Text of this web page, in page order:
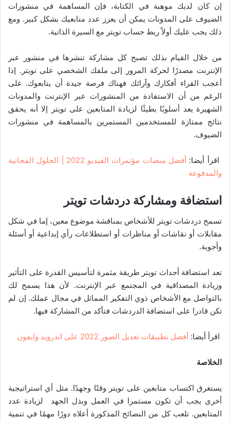
إن كان لديك موهبة في الكتابة، فإن المساهمة في منشورات
الضيوف على المدونات يمكن أن يعزز عدد متابعيك بشكل كبير. ومع
ذلك يجب عليك أولاً ربط حساب تويتر مع السيرة الذاتية.
من خلال القيام بذلك تصبح كل مشاركة تنشرها في منشور عبر
الإنترنت مصدرًا لحركة المرور إلى ملفك الشخصي على تويتر. إذا
أعجب القراء أفكارك وآرائك فهناك فرصة جيدة أن يتابعوك. على
الرغم من أن الاستفادة من المنشورات عبر الإنترنت والمدونات
الشهيرة يعد أسلوبًا بطيئًا لزيادة المتابعين على تويتر إلا أنه يحقق
نتائج ممتازة للمستخدمين المستمرين بالمساهمة في منشورات
الضيوف.
اقرأ أيضا:
أفضل منصات مؤتمرات الفيديو 2022 | الحلول المجانية
والمدفوعة
استضافة ومشاركة دردشات تويتر
تسمح دردشات تويتر للأشخاص بمناقشة موضوع معين، إما في شكل
مقابلات أو نقاشات أو مناظرات أو استطلاعات رأي إبداعية أو أسئلة
وأجوبة.
تعد استضافة أحداث تويتر طريقة مثمرة لتأسيس القدرة على التأثير
وزيادة المصداقية في المجتمع عبر الإنترنت. لأن هذا يسمح لك
بالتواصل مع الأشخاص ذوي التفكير المماثل في مجال عملك. إن لم
تكن قادرا على استضافة الدردشات فتأكد من المشاركة فيها.
اقرأ أيضا: أفضل تطبيقات تعديل الصور 2022 على اندرويد وايفون
الخلاصة
يستغرق اكتساب متابعين على تويتر وقتًا وجهدًا. مثل أي استراتيجية
أخرى يجب أن تكون مستمرا في العمل وبذل الجهد لزيادة عدد
المتابعين. تلعب كل من النصائح المذكورة أعلاه دورًا مهمًا في تنمية